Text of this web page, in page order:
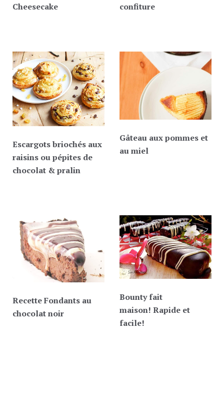
Cheesecake
confiture
Escargots briochés aux
raisins ou pépites de
chocolat & pralin
Gâteau aux pommes et
au miel
Recette Fondants au
chocolat noir
Bounty fait
maison! Rapide et
facile!